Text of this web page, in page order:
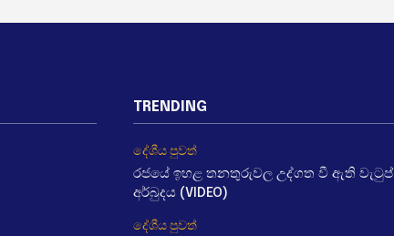
TRENDING
දේශීය පුවත්
රජයේ ඉහළ තනතුරුවල උද්ගත වී ඇති වැටුප්
අර්බුදය (VIDEO)
දේශීය පුවත්